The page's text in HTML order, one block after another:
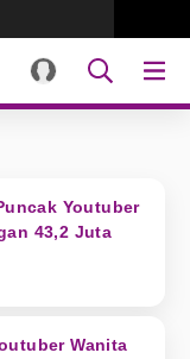
Youtuber
43,2 Juta
Wanita